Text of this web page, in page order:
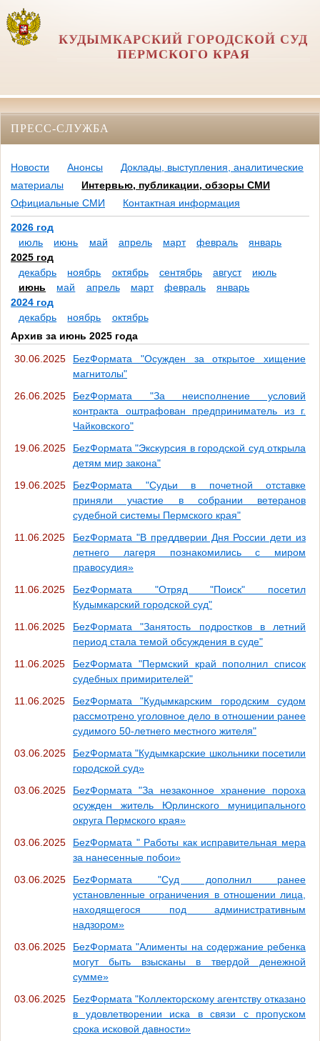
КУДЫМКАРСКИЙ ГОРОДСКОЙ СУД
ПЕРМСКОГО КРАЯ
ПРЕСС-СЛУЖБА
Новости Анонсы
Доклады, выступления, аналитические
материалы
Интервью, публикации, обзоры СМИ
Официальные СМИ
Контактная информация
2026 год
июль
июнь май апрель март февраль
январь
2025 год
декабрь
ноябрь октябрь сентябрь август
июль
июнь
май апрель март февраль
январь
2024 год
декабрь
ноябрь
октябрь
Архив за июнь 2025 года
30.06.2025
БеzФормата "Осужден за открытое хищение
магнитолы"
26.06.2025
БеzФормата "За неисполнение условий
контракта оштрафован предприниматель из г.
Чайковского"
19.06.2025
БеzФормата "Экскурсия в городской суд открыла
детям мир закона"
19.06.2025
БеzФормата "Судьи в почетной отставке
приняли участие в собрании ветеранов
судебной системы Пермского края"
11.06.2025
БеzФормата "В преддверии Дня России дети из
летнего лагеря познакомились с миром
правосудия»
11.06.2025
БеzФормата "Отряд "Поиск" посетил
Кудымкарский городской суд"
11.06.2025
БеzФормата "Занятость подростков в летний
период стала темой обсуждения в суде"
11.06.2025
БеzФормата "Пермский край пополнил список
судебных примирителей"
11.06.2025
БеzФормата "Кудымкарским городским судом
рассмотрено уголовное дело в отношении ранее
судимого 50-летнего местного жителя"
03.06.2025
БеzФормата "Кудымкарские школьники посетили
городской суд»
03.06.2025
БеzФормата "За незаконное хранение пороха
осужден житель Юрлинского муниципального
округа Пермского края»
03.06.2025
БеzФормата " Работы как исправительная мера
за нанесенные побои»
03.06.2025
БеzФормата "Суд дополнил ранее
установленные ограничения в отношении лица,
находящегося под административным
надзором»
03.06.2025
БеzФормата "Алименты на содержание ребенка
могут быть взысканы в твердой денежной
сумме»
03.06.2025
БеzФормата "Коллекторскому агентству отказано
в удовлетворении иска в связи с пропуском
срока исковой давности»